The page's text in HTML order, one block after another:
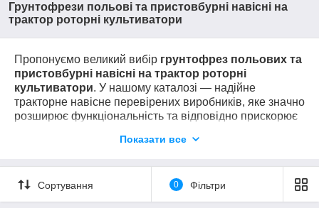
Грунтофрези польові та пристовбурні навісні на
трактор роторні культиватори
Пропонуємо великий вибір грунтофрез польових та
пристовбурні навісні на трактор роторні
культиватори. У нашому каталозі — надійне
тракторне навісне перевірених виробників, яке значно
розширює функціональність та відповідно прискорює
(067)684-71-6
ПІДБЕРЕМО
Показати все
Сортування 0 Фільтри